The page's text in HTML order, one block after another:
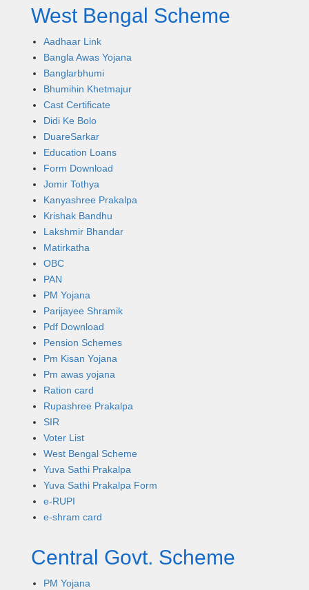
West Bengal Scheme
Aadhaar Link
Bangla Awas Yojana
Banglarbhumi
Bhumihin Khetmajur
Cast Certificate
Didi Ke Bolo
DuareSarkar
Education Loans
Form Download
Jomir Tothya
Kanyashree Prakalpa
Krishak Bandhu
Lakshmir Bhandar
Matirkatha
OBC
PAN
PM Yojana
Parijayee Shramik
Pdf Download
Pension Schemes
Pm Kisan Yojana
Pm awas yojana
Ration card
Rupashree Prakalpa
SIR
Voter List
West Bengal Scheme
Yuva Sathi Prakalpa
Yuva Sathi Prakalpa Form
e-RUPI
e-shram card
Central Govt. Scheme
PM Yojana